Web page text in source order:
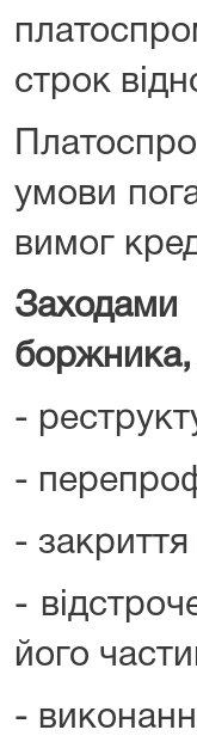
строк
умови
вимог
боржника,
-
-
-
-
його
-